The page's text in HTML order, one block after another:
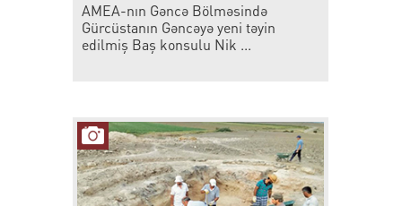
AMEA-nın Gəncə Bölməsində
Gürcüstanın Gəncəyə yeni təyin
edilmiş Baş konsulu Nik ...